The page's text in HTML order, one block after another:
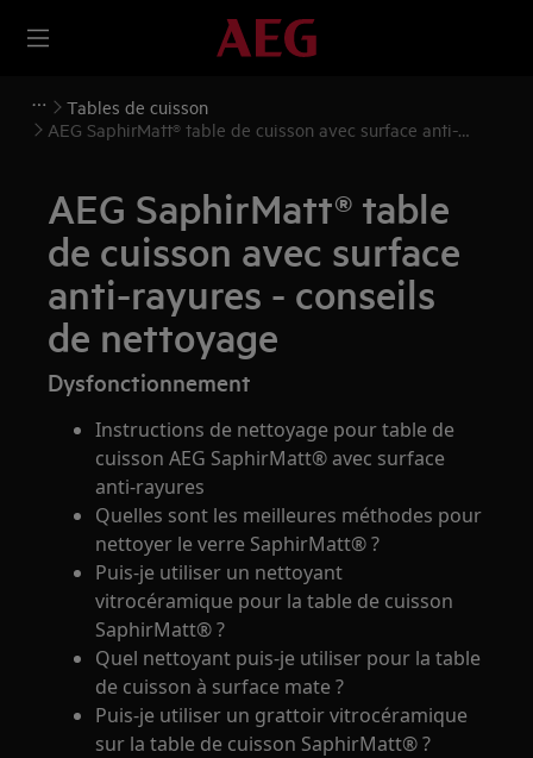
Tables de cuisson
AEG SaphirMatt® table de cuisson avec surface anti-
AEG SaphirMatt® table
de cuisson avec surface
anti-rayures - conseils
de nettoyage
Dysfonctionnement
Instructions de nettoyage pour table de
cuisson AEG SaphirMatt® avec surface
anti-rayures
Quelles sont les meilleures méthodes pour
nettoyer le verre SaphirMatt® ?
Puis-je utiliser un nettoyant
vitrocéramique pour la table de cuisson
SaphirMatt® ?
Quel nettoyant puis-je utiliser pour la table
de cuisson à surface mate ?
Puis-je utiliser un grattoir vitrocéramique
sur la table de cuisson SaphirMatt® ?